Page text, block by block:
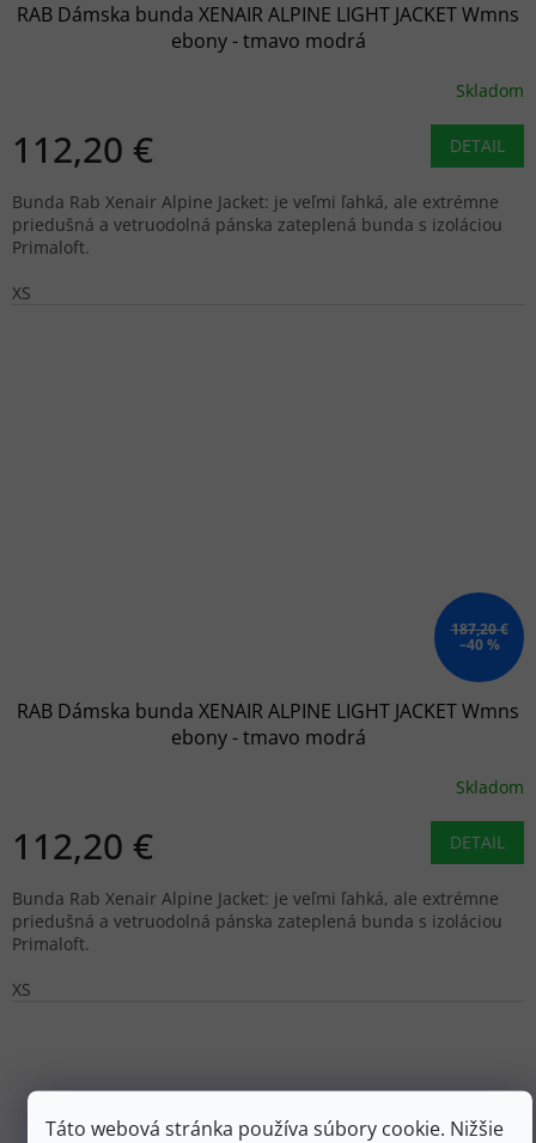
Táto webová stránka používa súbory cookie. Nižšie
RAB Dámska bunda XENAIR ALPINE LIGHT JACKET Wmns
ebony - tmavo modrá
Skladom
112,20 € DETAIL
Bunda Rab Xenair Alpine Jacket: je veľmi ľahká, ale extrémne
priedušná a vetruodolná pánska zateplená bunda s izoláciou
Primaloft.
XS
187,20 €
–40 %
RAB Dámska bunda XENAIR ALPINE LIGHT JACKET Wmns
ebony - tmavo modrá
Skladom
112,20 € DETAIL
Bunda Rab Xenair Alpine Jacket: je veľmi ľahká, ale extrémne
priedušná a vetruodolná pánska zateplená bunda s izoláciou
Primaloft.
XS